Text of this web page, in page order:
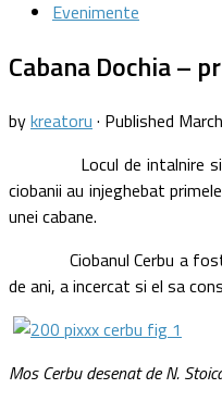
Evenimente
Cabana Dochia –
bykreatoru · Published
Locul de intalnire si
ciobanii au injeghebat
unei cabane.
Ciobanul Cerbu a fost
de ani, a incercat si el sa
Mos Cerbu desenat de N.